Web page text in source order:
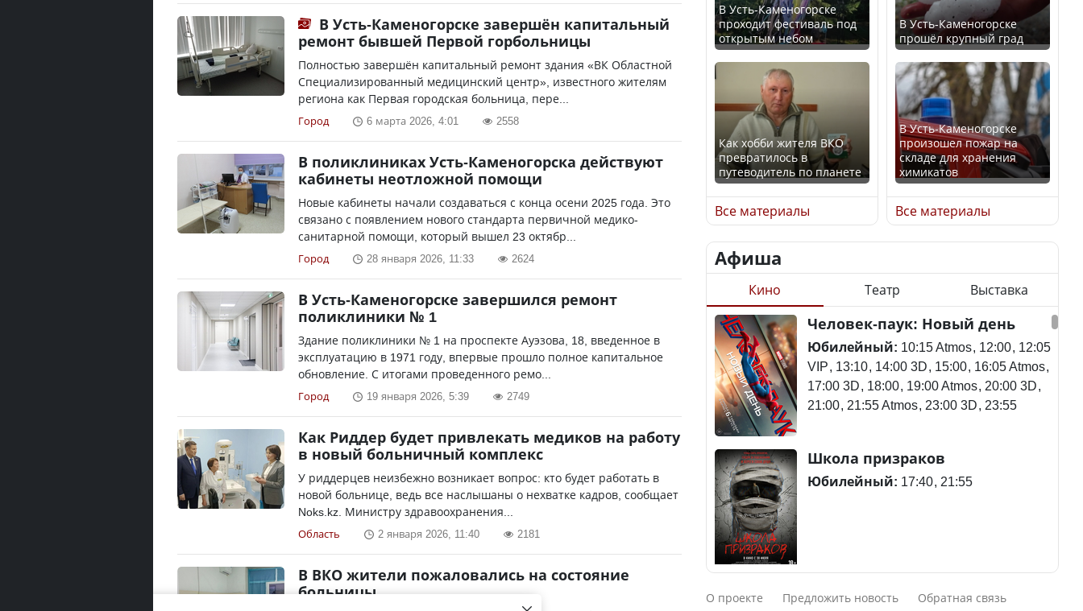
В Усть-Каменогорске завершён капитальный
ремонт бывшей Первой горбольницы
Полностью завершён капитальный ремонт здания «ВК Областной
Специализированный медицинский центр», известного жителям
региона как Первая городская больница, пере...
Город 6 марта 2026, 4:01 2558
В поликлиниках Усть-Каменогорска действуют
кабинеты неотложной помощи
Новые кабинеты начали создаваться с конца осени 2025 года. Это
связано с появлением нового стандарта первичной медико-
санитарной помощи, который вышел 23 октябр...
Город 28 января 2026, 11:33 2624
В Усть-Каменогорске завершился ремонт
поликлиники № 1
Здание поликлиники № 1 на проспекте Ауэзова, 18, введенное в
эксплуатацию в 1971 году, впервые прошло полное капитальное
обновление. С итогами проведенного ремо...
Город 19 января 2026, 5:39 2749
Как Риддер будет привлекать медиков на работу
в новый больничный комплекс
У риддерцев неизбежно возникает вопрос: кто будет работать в
новой больнице, ведь все наслышаны о нехватке кадров, сообщает
Noks.kz. Министру здравоохранения...
Область 2 января 2026, 11:40 2181
В ВКО жители пожаловались на состояние
больницы
Минимальная зарплата,
алименты, экология — о
чем говорят с
избирателями
представители партий
Министр рассказал, из
чего делают колбасу в
Казахстане
Министр объяснил,
почему казахстанские
товары могут стоить
дороже импортных
Курултай – 2026: в списки
избирателей по стране
внесены 12 605 788
человек
сентябре ожидается
Трамп официально
вступил в должность
президента США
Луну признали объектом
культурного наследия,
находящегося под
угрозой исчезновения
Станет ли
метапневмовирус
эпидемией, рассказали в
ВОЗ
потерпел крушение в
Южной Корее, погибли
120 человек
Актау: Путин принес
В Усть-Каменогорске
проходит фестиваль под
открытым небом
Как хобби жителя ВКО
превратилось в
путеводитель по планете
Все материалы
В Усть-Каменогорске
прошёл крупный град
В Усть-Каменогорске
произошел пожар на
складе для хранения
химикатов
Все материалы
Афиша
Кино Театр Выставка
Человек-паук: Новый день
Юбилейный: 10:15 Atmos 12:00 12:05
VIP 13:10 14:00 3D 15:00 16:05 Atmos
17:00 3D 18:00 19:00 Atmos 20:00 3D
21:00 21:55 Atmos 23:00 3D 23:55
Школа призраков
Юбилейный: 17:40 21:55
Смешарики сквозь вселенные
О проекте Предложить новость
Обратная связь